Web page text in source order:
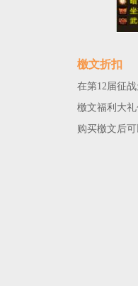
檄文折扣
在第12届征
檄文福利大
购买檄文后